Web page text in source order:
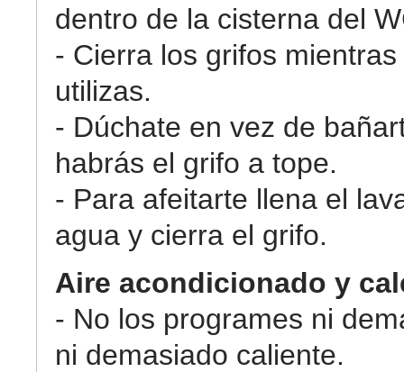
dentro de la cisterna del
- Cierra los grifos
utilizas.
- Dúchate en vez de
habrás el grifo a tope.
- Para afeitarte llena el
agua y cierra el grifo.
Aire acondicionado y
- No los programes ni
ni demasiado caliente.